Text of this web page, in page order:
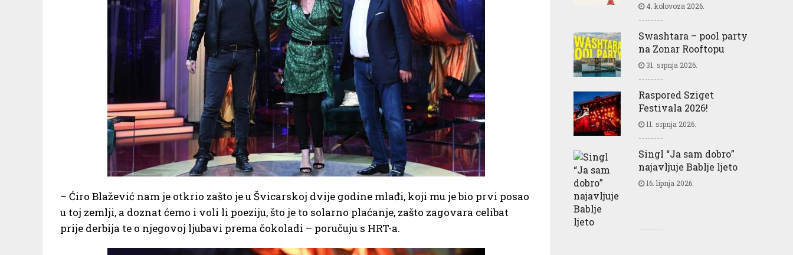
– Ćiro Blažević nam je otkrio zašto je u Švicarskoj dvije godine mlađi, koji mu je bio prvi posao
u toj zemlji, a doznat ćemo i voli li poeziju, što je to solarno plaćanje, zašto zagovara celibat
prije derbija te o njegovoj ljubavi prema čokoladi – poručuju s HRT-a.
4. kolovoza 2026.
Swashtara – pool party
na Zonar Rooftopu
31. srpnja 2026.
Raspored Sziget
Festivala 2026!
11. srpnja 2026.
Singl “Ja sam dobro”
najavljuje Bablje ljeto
16. lipnja 2026.